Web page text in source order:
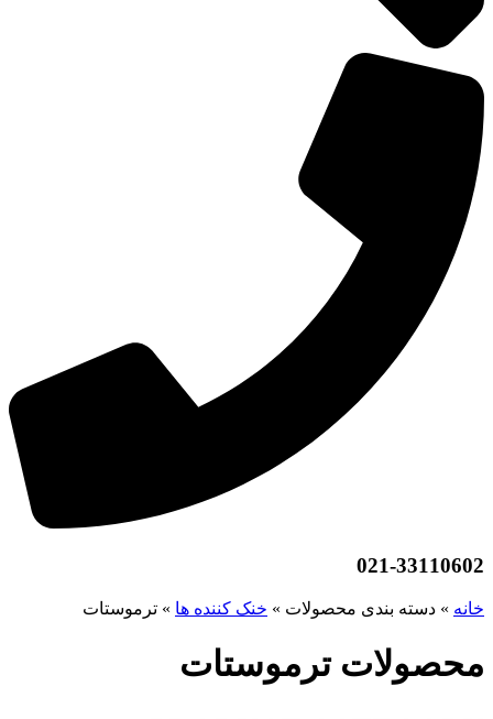
021-33110602
خانه » دسته بندی محصولات » خنک کننده ها » ترموستات
محصولات ترموستات